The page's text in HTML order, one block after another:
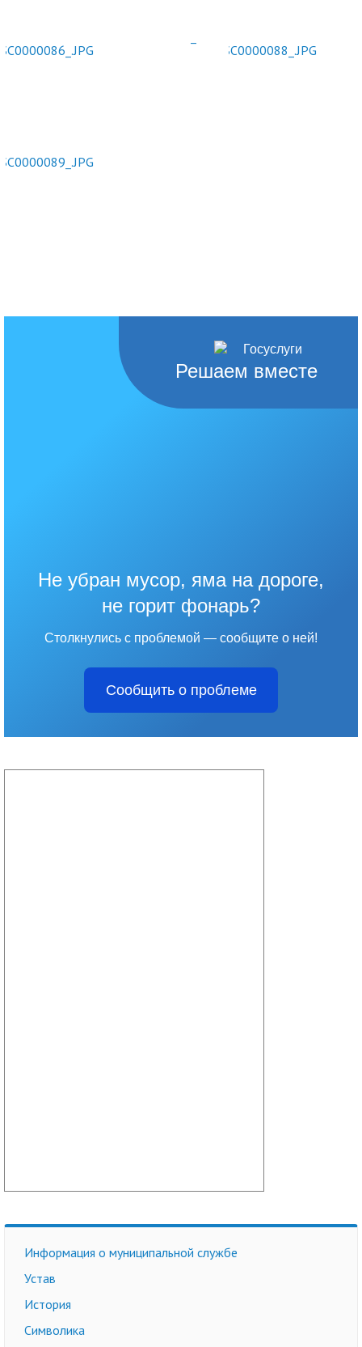
Решаем вместе
Не убран мусор, яма на дороге,
не горит фонарь?
Столкнулись с проблемой — сообщите о ней!
Сообщить о проблеме
Информация о муниципальной службе
Устав
История
Символика